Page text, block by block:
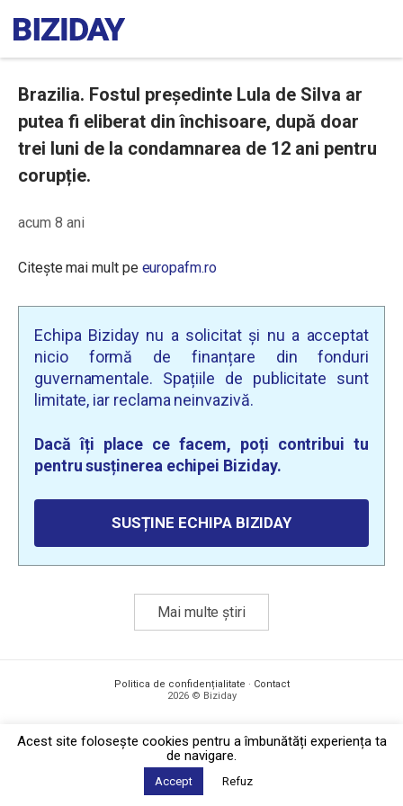
Brazilia. Fostul președinte Lula de Silva ar
putea fi eliberat din închisoare, după doar
trei luni de la condamnarea de 12 ani pentru
corupție.
acum 8 ani
Citește mai mult pe europafm.ro
Echipa Biziday nu a solicitat și nu a acceptat
nicio formă de finanțare din fonduri
guvernamentale. Spațiile de publicitate sunt
limitate, iar reclama neinvazivă.
Dacă îți place ce facem, poți contribui tu
pentru susținerea echipei Biziday.
SUSȚINE ECHIPA BIZIDAY
Mai multe știri
Politica de confidențialitate · Contact
2026 © Biziday
Acest site foloseşte cookies pentru a îmbunătăți experiența ta
de navigare.
Accept Refuz